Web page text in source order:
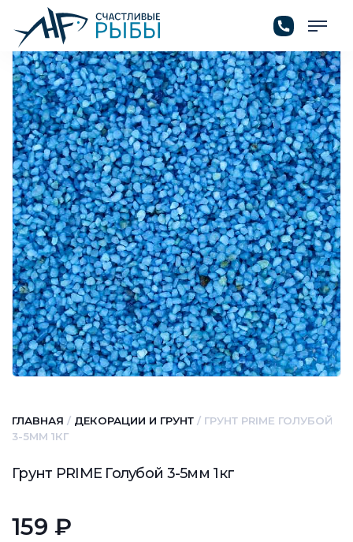
ГЛАВНАЯ / ДЕКОРАЦИИ И ГРУНТ / ГРУНТ PRIME ГОЛУБОЙ
3-5ММ 1КГ
Грунт PRIME Голубой 3-5мм 1кг
159 ₽